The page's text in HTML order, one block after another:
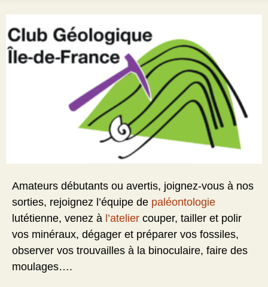
Amateurs débutants ou avertis, joignez-vous à nos
sorties, rejoignez l’équipe de paléontologie
lutétienne, venez à l’atelier couper, tailler et polir
vos minéraux, dégager et préparer vos fossiles,
observer vos trouvailles à la binoculaire, faire des
moulages….